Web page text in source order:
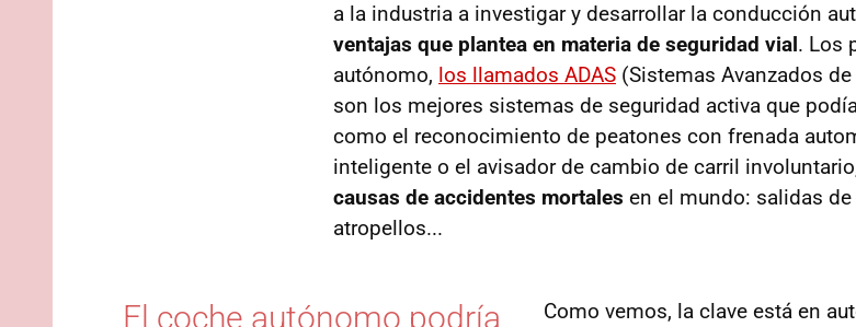
a la industria a investigar y desarrollar la conducción
ventajas que plantea en materia de seguridad vial. Los
autónomo, los llamados ADAS (Sistemas Avanzados
son los mejores sistemas de seguridad activa que
como el reconocimiento de peatones con frenada
inteligente o el avisador de cambio de carril
causas de accidentes mortales en el mundo: salidas
atropellos...
El coche autónomo podría
Como vemos, la clave está en